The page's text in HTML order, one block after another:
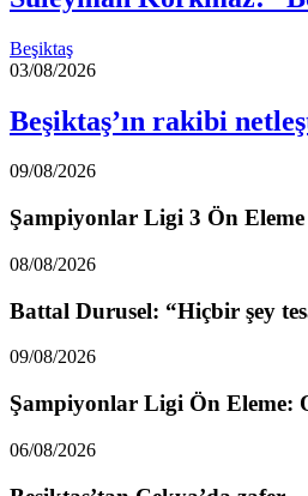
Beşiktaş
03/08/2026
Beşiktaş’ın rakibi
09/08/2026
Şampiyonlar Ligi 3 Ön
08/08/2026
Battal Durusel: “Hiçbir şey
09/08/2026
Şampiyonlar Ligi Ön Eleme:
06/08/2026